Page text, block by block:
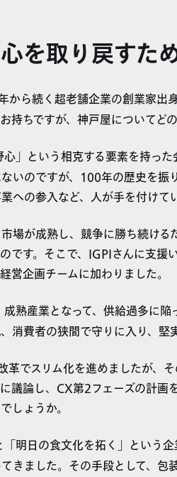
を取り戻すた
から続く超老舗企業の創業家出
持ちですが、神戸屋についてど
心」という相克する要素を持っ
いのですが、100年の歴史を
への参入など、人が手を付けて
場が成熟し、競争に勝ち続ける
です。そこで、IGPIさんに支
営企画チームに加わりました。
熟産業となって、供給過多に
消費者の狭間で守りに入り、堅
でスリム化を進めましたが、
議論し、CX第2フェーズの計
しょうか。
明日の食文化を拓く」という
きました。その手段として、